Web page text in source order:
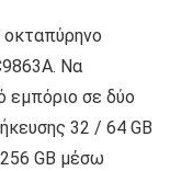
οκταπύρηνο
Να
εμπόριο σε δύο
32 / 64 GB
GB μέσω